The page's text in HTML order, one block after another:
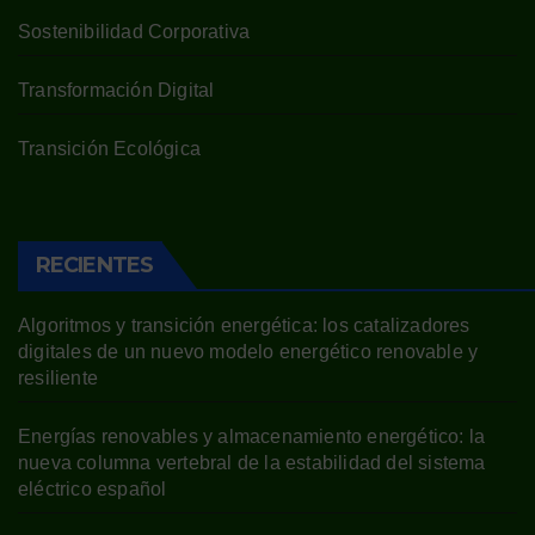
Sostenibilidad Corporativa
Transformación Digital
Transición Ecológica
RECIENTES
Algoritmos y transición energética: los catalizadores
digitales de un nuevo modelo energético renovable y
resiliente
Energías renovables y almacenamiento energético: la
nueva columna vertebral de la estabilidad del sistema
eléctrico español